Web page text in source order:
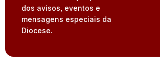
dos avisos, eventos e
mensagens especiais da
Diocese.